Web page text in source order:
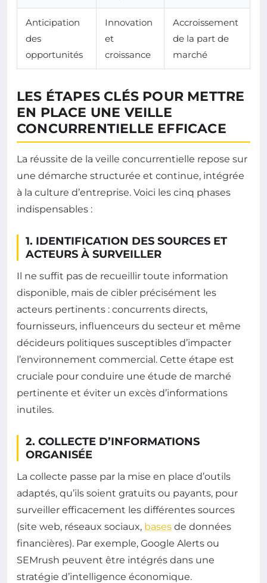
Anticipation
des
opportunités
Innovation
et
croissance
Accroissement
de la part de
marché
LES ÉTAPES CLÉS POUR METTRE
EN PLACE UNE VEILLE
CONCURRENTIELLE EFFICACE
La réussite de la veille concurrentielle repose sur
une démarche structurée et continue, intégrée
à la culture d’entreprise. Voici les cinq phases
indispensables :
1. IDENTIFICATION DES SOURCES ET
ACTEURS À SURVEILLER
Il ne suffit pas de recueillir toute information
disponible, mais de cibler précisément les
acteurs pertinents : concurrents directs,
fournisseurs, influenceurs du secteur et même
décideurs politiques susceptibles d’impacter
l’environnement commercial. Cette étape est
cruciale pour conduire une étude de marché
pertinente et éviter un excès d’informations
inutiles.
2. COLLECTE D’INFORMATIONS
ORGANISÉE
La collecte passe par la mise en place d’outils
adaptés, qu’ils soient gratuits ou payants, pour
surveiller efficacement les différentes sources
(site web, réseaux sociaux, bases de données
financières). Par exemple, Google Alerts ou
SEMrush peuvent être intégrés dans une
stratégie d’intelligence économique.